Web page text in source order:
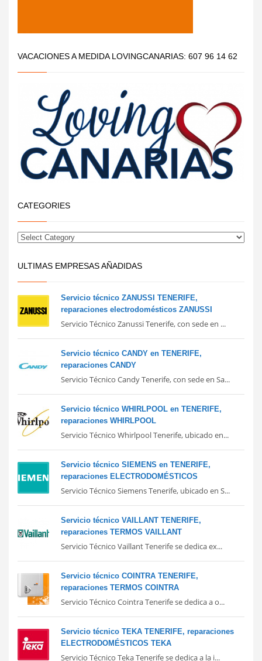
VACACIONES A MEDIDA LOVINGCANARIAS: 607 96 14 62
CATEGORIES
ULTIMAS EMPRESAS AÑADIDAS
Servicio técnico ZANUSSI TENERIFE,
reparaciones electrodomésticos ZANUSSI
Servicio Técnico Zanussi Tenerife, con sede en ...
Servicio técnico CANDY en TENERIFE,
reparaciones CANDY
Servicio Técnico Candy Tenerife, con sede en Sa...
Servicio técnico WHIRLPOOL en TENERIFE,
reparaciones WHIRLPOOL
Servicio Técnico Whirlpool Tenerife, ubicado en...
Servicio técnico SIEMENS en TENERIFE,
reparaciones ELECTRODOMÉSTICOS
Servicio Técnico Siemens Tenerife, ubicado en S...
Servicio técnico VAILLANT TENERIFE,
reparaciones TERMOS VAILLANT
Servicio Técnico Vaillant Tenerife se dedica ex...
Servicio técnico COINTRA TENERIFE,
reparaciones TERMOS COINTRA
Servicio Técnico Cointra Tenerife se dedica a o...
Servicio técnico TEKA TENERIFE, reparaciones
ELECTRODOMÉSTICOS TEKA
Servicio Técnico Teka Tenerife se dedica a la i...